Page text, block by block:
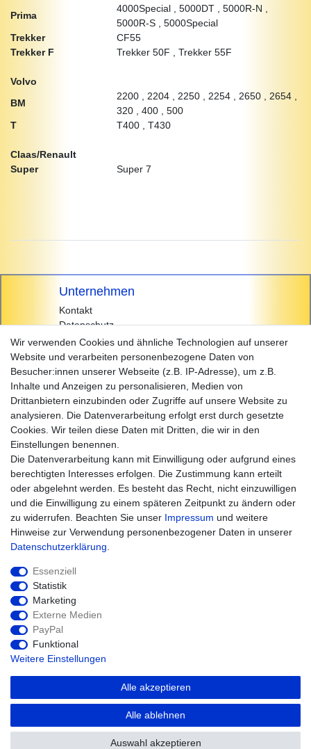
Prima
4000Special , 5000DT , 5000R-N ,
5000R-S , 5000Special
Trekker
CF55
Trekker F
Trekker 50F , Trekker 55F
Volvo
BM
2200 , 2204 , 2250 , 2254 , 2650 , 2654 ,
320 , 400 , 500
T
T400 , T430
Claas/Renault
Super
Super 7
Unternehmen
Kontakt
Datenschutz
AGB
Impressum
Einkaufen
Zahlungsarten
Versandarten & -kosten
Widerrufsrecht
Warenkorb
Zur Kasse
Hilfe
Daten­schutz­erklärung
© Copyright 2026 agriTek | Alle Rechte
vorbehalten.
Wir verwenden Cookies und ähnliche Technologien auf unserer
Website und verarbeiten personenbezogene Daten von
Besucher:innen unserer Webseite (z.B. IP-Adresse), um z.B.
Inhalte und Anzeigen zu personalisieren, Medien von
Drittanbietern einzubinden oder Zugriffe auf unsere Website zu
analysieren. Die Datenverarbeitung erfolgt erst durch gesetzte
Cookies. Wir teilen diese Daten mit Dritten, die wir in den
Einstellungen benennen.
Die Datenverarbeitung kann mit Einwilligung oder aufgrund eines
berechtigten Interesses erfolgen. Die Zustimmung kann erteilt
oder abgelehnt werden. Es besteht das Recht, nicht einzuwilligen
und die Einwilligung zu einem späteren Zeitpunkt zu ändern oder
zu widerrufen. Beachten Sie unser Impressum und weitere
Hinweise zur Verwendung personenbezogener Daten in unserer
Daten­schutz­erklärung
Essenziell
Statistik
Marketing
Externe Medien
PayPal
Funktional
Weitere Einstellungen
Alle akzeptieren
Alle ablehnen
Auswahl akzeptieren